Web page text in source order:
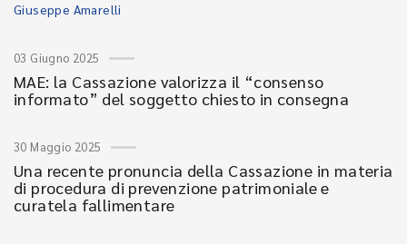
Giuseppe Amarelli
03 Giugno 2025
MAE: la Cassazione valorizza il “consenso
informato” del soggetto chiesto in consegna
30 Maggio 2025
Una recente pronuncia della Cassazione in materia
di procedura di prevenzione patrimoniale e
curatela fallimentare